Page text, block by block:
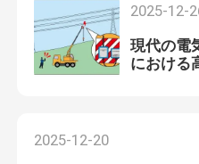
2025-12-
現代の電
における
2025-12-20